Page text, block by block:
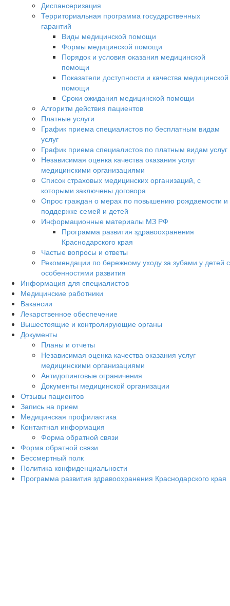
Диспансеризация
Территориальная программа государственных
гарантий
Виды медицинской помощи
Формы медицинской помощи
Порядок и условия оказания медицинской
помощи
Показатели доступности и качества медицинской
помощи
Сроки ожидания медицинской помощи
Алгоритм действия пациентов
Платные услуги
График приема специалистов по бесплатным видам
услуг
График приема специалистов по платным видам услуг
Независимая оценка качества оказания услуг
медицинскими организациями
Список страховых медицинских организаций, с
которыми заключены договора
Опрос граждан о мерах по повышению рождаемости и
поддержке семей и детей
Информационные материалы МЗ РФ
Программа развития здравоохранения
Краснодарского края
Частые вопросы и ответы
Рекомендации по бережному уходу за зубами у детей с
особенностями развития
Информация для специалистов
Медицинские работники
Вакансии
Лекарственное обеспечение
Вышестоящие и контролирующие органы
Документы
Планы и отчеты
Независимая оценка качества оказания услуг
медицинскими организациями
Антидопинговые ограничения
Документы медицинской организации
Отзывы пациентов
Запись на прием
Медицинская профилактика
Контактная информация
Форма обратной связи
Форма обратной связи
Бессмертный полк
Политика конфиденциальности
Программа развития здравоохранения Краснодарского края